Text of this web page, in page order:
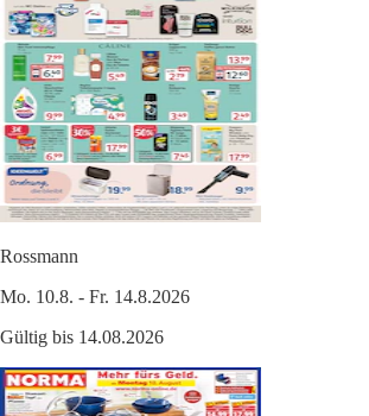
Rossmann
Mo. 10.8. - Fr. 14.8.2026
Gültig bis 14.08.2026